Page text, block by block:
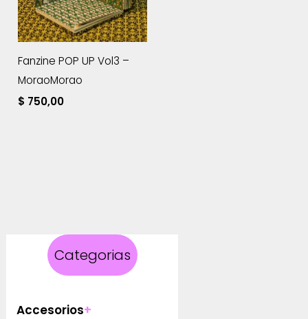
Categorias
Accesorios+
Fanzine POP UP Vol3 –
MoraoMorao
$ 750,00